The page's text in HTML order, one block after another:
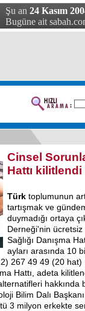
Şu an 24 Kasım
Bugüne ait
Cinsel
Hattı kilitlendi
Türk toplumunun
tartışmak ve
duymadığı ortaya
Derneği'nin
Sağlığı Danışma
ayları arasında 10
267 49 49 (20 hat)
Hattı, adeta
hakkında
Bilim Dalı
3 milyon erkekte